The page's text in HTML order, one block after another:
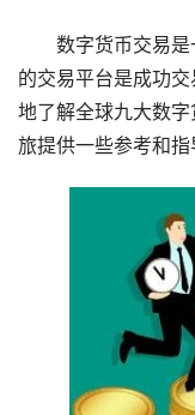
数字货币交易
的交易平台是成功
地了解全球九大数
旅提供一些参考和指